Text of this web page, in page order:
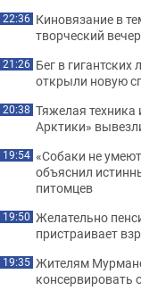
22:36 Киновязание в
творческий
21:26 Бег в
открыли новую
20:38 Тяжелая техника
Арктики»
19:54 «Собаки не
объяснил
питомцев
19:50 Желательно
пристраивает
19:35 Жителям
консервировать